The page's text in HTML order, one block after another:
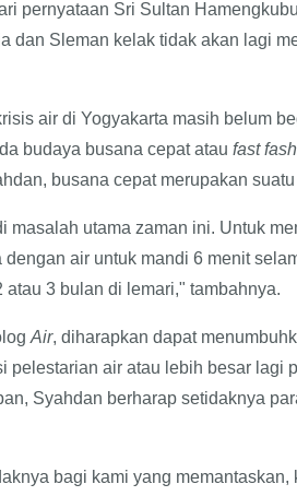
pernyataan Sri Sultan
dan Sleman kelak tidak akan lagi
air di Yogyakarta masih belum
budaya busana cepat atau fast
busana cepat merupakan
masalah utama zaman ini. Untuk
air untuk mandi 6 menit
3 bulan di lemari," tambahnya.
Air, diharapkan dapat
pelestarian air atau lebih besar lagi
Syahdan berharap setidaknya
bagi kami yang